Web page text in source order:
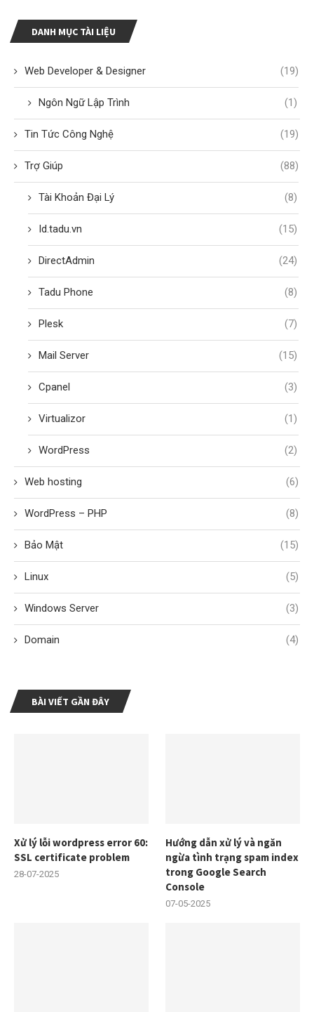
DANH MỤC TÀI LIỆU
Web Developer & Designer (19)
Ngôn Ngữ Lập Trình (1)
Tin Tức Công Nghệ (19)
Trợ Giúp (88)
Tài Khoản Đại Lý (8)
Id.tadu.vn (15)
DirectAdmin (24)
Tadu Phone (8)
Plesk (7)
Mail Server (15)
Cpanel (3)
Virtualizor (1)
WordPress (2)
Web hosting (6)
WordPress – PHP (8)
Bảo Mật (15)
Linux (5)
Windows Server (3)
Domain (4)
BÀI VIẾT GẦN ĐÂY
Xử lý lỗi wordpress error 60:
SSL certificate problem
28-07-2025
Hướng dẫn xử lý và ngăn
ngừa tình trạng spam index
trong Google Search
Console
07-05-2025